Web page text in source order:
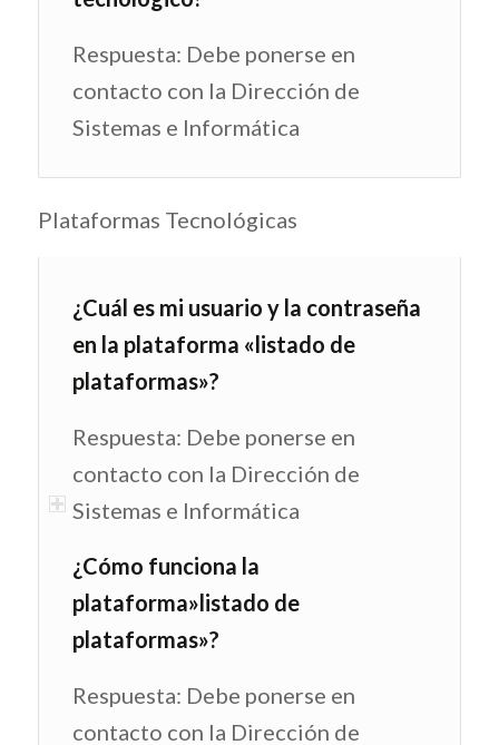
Respuesta: Debe ponerse en
contacto con la Dirección de
Sistemas e Informática
Plataformas Tecnológicas
¿Cuál es mi usuario y la contraseña
en la plataforma «listado de
plataformas»?
Respuesta: Debe ponerse en
contacto con la Dirección de
Sistemas e Informática
¿Cómo funciona la
plataforma»listado de
plataformas»?
Respuesta: Debe ponerse en
contacto con la Dirección de